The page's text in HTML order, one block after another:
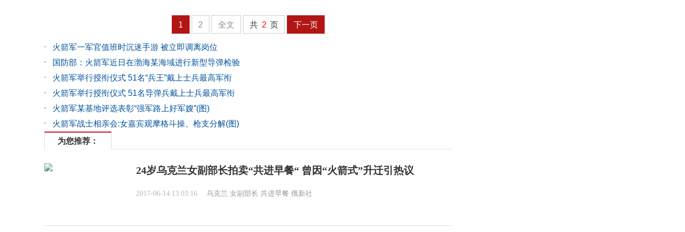
1 2 全文 共 2 页 下一页
火箭军一军官值班时沉迷手游 被立即调离岗位
国防部：火箭军近日在渤海某海域进行新型导弹检验
火箭军举行授衔仪式 51名“兵王”戴上士兵最高军衔
火箭军举行授衔仪式 51名导弹兵戴上士兵最高军衔
火箭军某基地评选表彰“强军路上好军嫂”(图)
火箭军战士相亲会:女嘉宾观摩格斗操、枪支分解(图)
为您推荐：
24岁乌克兰女副部长拍卖“共进早餐“ 曾因“火箭式”升迁引热议
2017-06-14 13:03:16 乌克兰 女副部长 共进早餐 俄新社